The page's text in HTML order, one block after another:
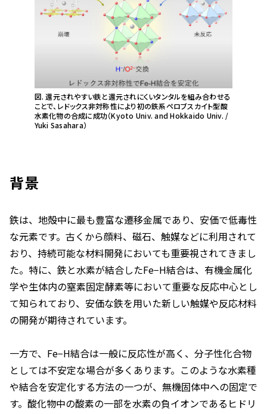
図. 還元されやすい鉄と還元されにくいタンタルを組み合わせる
ことで、レドックス非対称性により初の鉄系ペロブスカイト型酸
水素化物の合成に成功（Kyoto Univ. and Hokkaido Univ. /
Yuki Sasahara）
背景
鉄は、地殻中に最も豊富な遷移金属であり、安価で低毒性
な元素です。古くから顔料、磁石、触媒などに利用されて
おり、持続可能な材料開発においても重要視されてきまし
た。特に、鉄と水素が結合したFe−H結合は、有機金属化
学や生体内の窒素固定酵素等において重要な反応中心とし
て知られており、安価な鉄を用いた新しい触媒や反応材料
の開発が期待されています。
一方で、Fe−H結合は一般に反応性が高く、分子性化合物
としては不安定な場合が多くあります。このような水素種
や結合を安定化する方法の一つが、無機固体中への固定で
す。酸化物中の酸素の一部を水素の負イオンであるヒドリ